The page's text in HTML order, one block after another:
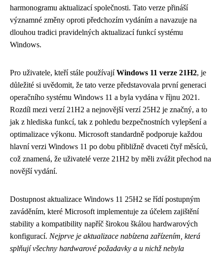
harmonogramu aktualizací společnosti. Tato verze přináší
významné změny oproti předchozím vydáním a navazuje na
dlouhou tradici pravidelných aktualizací funkcí systému
Windows.
Pro uživatele, kteří stále používajíWindows 11 verze 21H2, je
důležité si uvědomit, že tato verze představovala první generaci
operačního systému Windows 11 a byla vydána v říjnu 2021.
Rozdíl mezi verzí 21H2 a nejnovější verzí 25H2 je značný, a to
jak z hlediska funkcí, tak z pohledu bezpečnostních vylepšení a
optimalizace výkonu. Microsoft standardně podporuje každou
hlavní verzi Windows 11 po dobu přibližně dvaceti čtyř měsíců,
což znamená, že uživatelé verze 21H2 by měli zvážit přechod na
novější vydání.
Dostupnost aktualizace Windows 11 25H2 se řídí postupným
zaváděním, které Microsoft implementuje za účelem zajištění
stability a kompatibility napříč širokou škálou hardwarových
konfigurací. Nejprve je aktualizace nabízena zařízením, která
splňují všechny hardwarové požadavky a u nichž nebyla